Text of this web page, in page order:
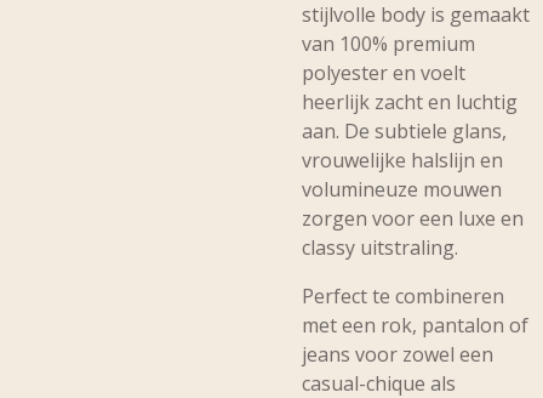
stijlvolle body is gemaakt
van 100% premium
polyester en voelt
heerlijk zacht en luchtig
aan. De subtiele glans,
vrouwelijke halslijn en
volumineuze mouwen
zorgen voor een luxe en
classy uitstraling.
Perfect te combineren
met een rok, pantalon of
jeans voor zowel een
casual-chique als